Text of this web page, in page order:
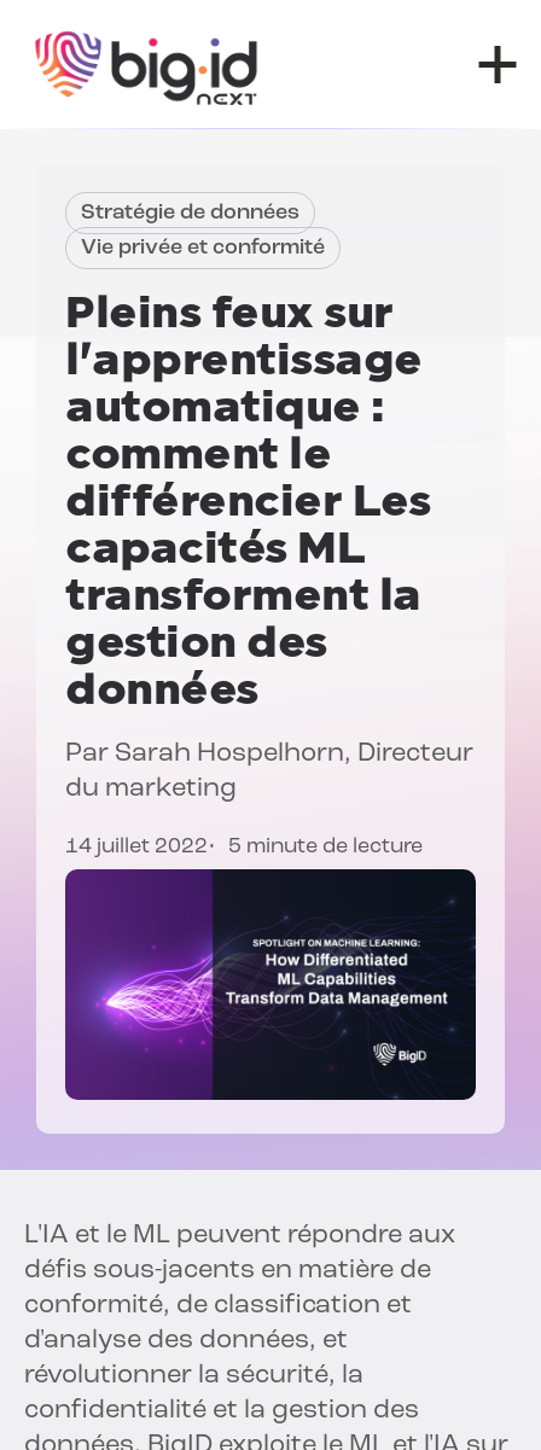
Stratégie de données
Vie privée et conformité
Pleins feux sur
l'apprentissage
automatique :
comment le
différencier Les
capacités ML
transforment la
gestion des
données
Par Sarah Hospelhorn, Directeur
du marketing
14 juillet 2022 5 minute de lecture
L'IA et le ML peuvent répondre aux
défis sous-jacents en matière de
conformité, de classification et
d'analyse des données, et
révolutionner la sécurité, la
confidentialité et la gestion des